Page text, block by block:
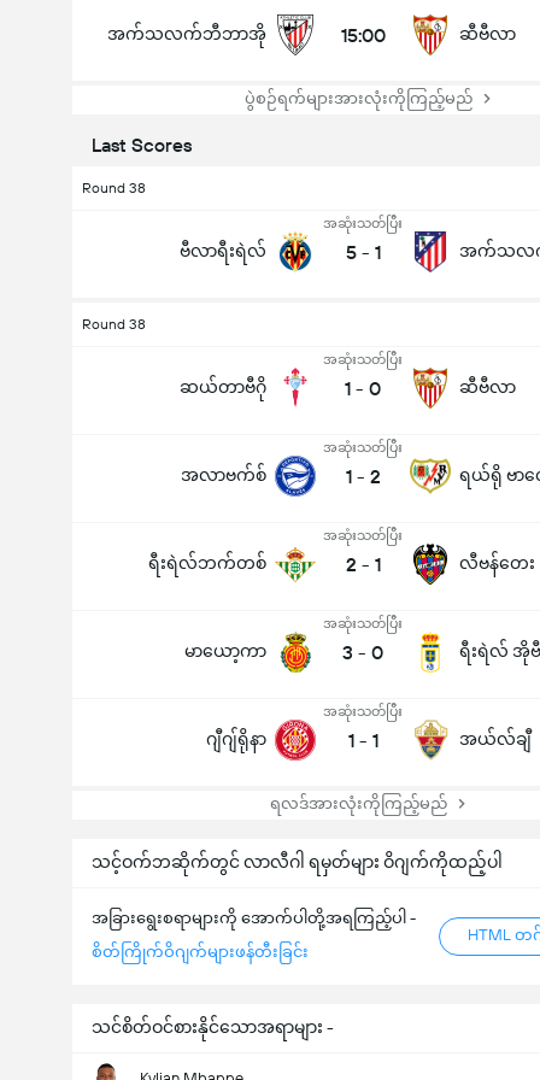
အက်သလက်ဘီဘာအို 15:00 ဆီဗီလာ
ပွဲစဉ်ရက်များအားလုံးကိုကြည့်မည်
Last Scores
Round 38
ဗီလာရီးရဲလ်
အဆုံးသတ်ပြီး
5 - 1
Round 38
ဆယ်တာဗီဂို
အဆုံးသတ်ပြီး
1 - 0 ဆီဗီလာ
အလာဗက်စ်
အဆုံးသတ်ပြီး
1 - 2 ရယ်ရို ဗာ
ရီးရဲလ်ဘက်တစ်
အဆုံးသတ်ပြီး
2 - 1 လီဗန်တေး
မာယော့ကာ
အဆုံးသတ်ပြီး
3 - 0 ရီးရဲလ် အို
ဂျီဂျ်ရိုနာ
အဆုံးသတ်ပြီး
1 - 1 အယ်လ်ချီ
ရလဒ်အားလုံးကိုကြည့်မည်
သင့်ဝက်ဘဆိုက်တွင် လာလီဂါ ရမှတ်များ ဝိဂျက်ကိုထည့်ပါ
အခြားရွေးစရာများကို အောက်ပါတို့အရကြည့်ပါ -
စိတ်ကြိုက်ဝိဂျက်များဖန်တီးခြင်း
HTML
သင်စိတ်ဝင်စားနိုင်သောအရာများ -